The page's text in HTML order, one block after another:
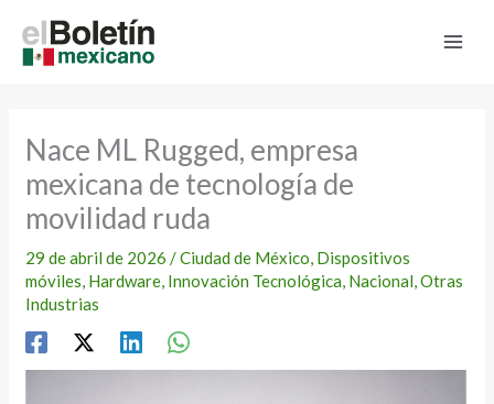
contenido
Nace ML Rugged, empresa
mexicana de tecnología de
movilidad ruda
29 de abril de 2026/Ciudad de México, Dispositivos
móviles, Hardware, Innovación Tecnológica, Nacional,Otras
Industrias